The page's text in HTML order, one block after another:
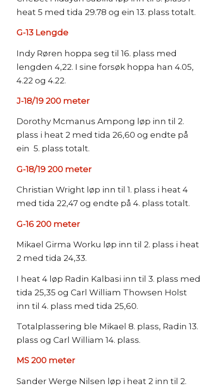
heat 5 med tida 29.78 og ein 13. plass totalt.
G-13 Lengde
Indy Røren hoppa seg til 16. plass med
lengden 4,22. I sine forsøk hoppa han 4.05,
4.22 og 4.22.
J-18/19 200 meter
Dorothy Mcmanus Ampong løp inn til 2.
plass i heat 2 med tida 26,60 og endte på
ein 5. plass totalt.
G-18/19 200 meter
Christian Wright løp inn til 1. plass i heat 4
med tida 22,47 og endte på 4. plass totalt.
G-16 200 meter
Mikael Girma Worku løp inn til 2. plass i heat
2 med tida 24,33.
I heat 4 løp Radin Kalbasi inn til 3. plass med
tida 25,35 og Carl William Thowsen Holst
inn til 4. plass med tida 25,60.
Totalplassering ble Mikael 8. plass, Radin 13.
plass og Carl William 14. plass.
MS 200 meter
Sander Werge Nilsen løp i heat 2 inn til 2.